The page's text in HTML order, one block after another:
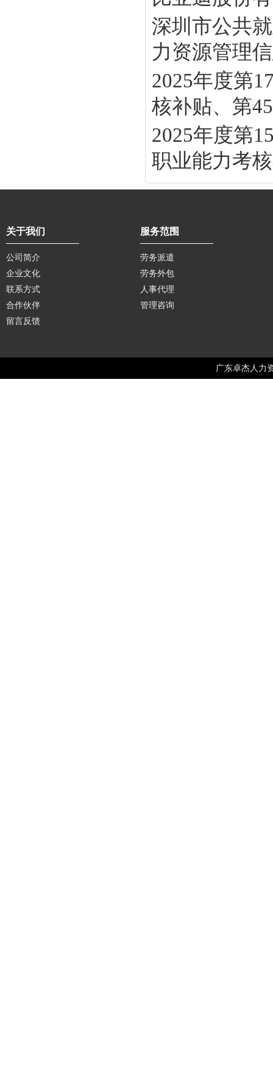
深圳市公共
力资源管理
2025年度第
核补贴、第
2025年度第
职业能力考
关于我们
公司简介
企业文化
联系方式
合作伙伴
留言反馈
服务范围
劳务派遣
劳务外包
人事代理
管理咨询
广东卓杰人力